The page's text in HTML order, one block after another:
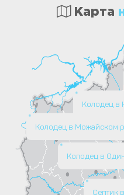
Карта
Колодец в
Септик
Колодец в
Колодец в Можайском